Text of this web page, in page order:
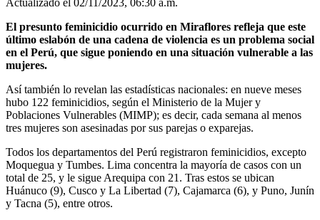
Actualizado el 02/11/2023, 06:30 a.m.
El presunto feminicidio ocurrido en Miraflores refleja que este
último eslabón de una cadena de violencia es un problema social
en el Perú, que sigue poniendo en una situación vulnerable a las
mujeres.
Así también lo revelan las estadísticas nacionales: en nueve meses
hubo 122 feminicidios, según el Ministerio de la Mujer y
Poblaciones Vulnerables (MIMP); es decir, cada semana al menos
tres mujeres son asesinadas por sus parejas o exparejas.
Todos los departamentos del Perú registraron feminicidios, excepto
Moquegua y Tumbes. Lima concentra la mayoría de casos con un
total de 25, y le sigue Arequipa con 21. Tras estos se ubican
Huánuco (9), Cusco y La Libertad (7), Cajamarca (6), y Puno, Junín
y Tacna (5), entre otros.